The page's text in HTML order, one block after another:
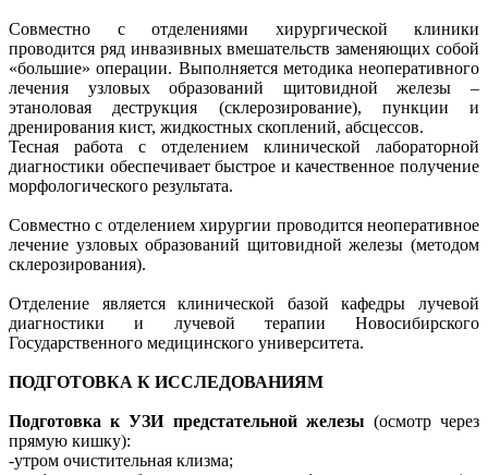
Совместно с отделениями хирургической клиники
проводится ряд инвазивных вмешательств заменяющих собой
«большие» операции. Выполняется методика неоперативного
лечения узловых образований щитовидной железы –
этаноловая деструкция (склерозирование), пункции и
дренирования кист, жидкостных скоплений, абсцессов.
Тесная работа с отделением клинической лабораторной
диагностики обеспечивает быстрое и качественное получение
морфологического результата.
Совместно с отделением хирургии проводится неоперативное
лечение узловых образований щитовидной железы (методом
склерозирования).
Отделение является клинической базой кафедры лучевой
диагностики и лучевой терапии Новосибирского
Государственного медицинского университета.
ПОДГОТОВКА К ИССЛЕДОВАНИЯМ
Подготовка к УЗИ предстательной железы (осмотр через
прямую кишку):
-утром очистительная клизма;